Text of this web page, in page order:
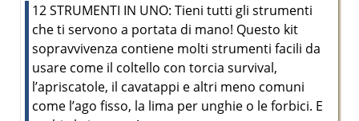
12 STRUMENTI IN UNO: Tieni tutti gli strumenti
che ti servono a portata di mano! Questo kit
sopravvivenza contiene molti strumenti facili da
usare come il coltello con torcia survival,
l’apriscatole, il cavatappi e altri meno comuni
come l’ago fisso, la lima per unghie o le forbici. E